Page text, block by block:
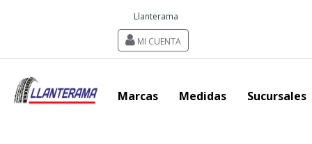
Llanterama
MI CUENTA
Marcas Medidas Sucursales